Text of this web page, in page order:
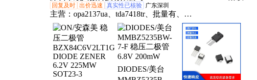
回复及时 出价迅速 真实性已核验 广东深圳
主营： opa2137ua、tda7418tr、批量有、
BZX84C6V2LT1G、pzta92t1g、bas20ht1g、bcx5616ta、
传感器、uc2842bng、l78l08acz、bas21ht1g、
74vhc08mx、fmmt560ta、bav99wt1g、fmmt449ta、
bat54lt1g、irf有96k、bat54ht1g、fpf2700mx、ixdn609si、
连接器、bcx5410ta、d有50000、opa2347ua、bas16ht1g、
DIODES/美台